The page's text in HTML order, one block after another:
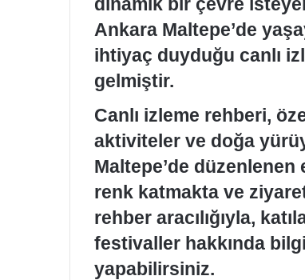
Ankara Maltepe’de
ihtiyaç duyduğu canlı
gelmiştir.
Canlı izleme rehberi,
aktiviteler ve doğa
Maltepe’de
renk katmakta ve
rehber aracılığıyla,
festivaller hakkında
yapabilirsiniz.